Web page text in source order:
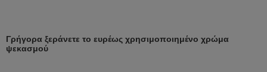
Γρήγορα ξεράνετε το ευρέως χρησιμοποιημένο χρώμα
ψεκασμού